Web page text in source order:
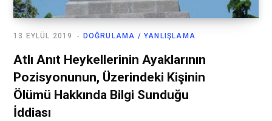
DOĞRULAMA / YANLIŞLAMA
13 EYLÜL 2019
Atlı Anıt Heykellerinin Ayaklarının
Pozisyonunun, Üzerindeki Kişinin
Ölümü Hakkında Bilgi Sunduğu
İddiası